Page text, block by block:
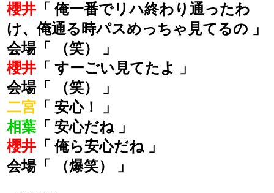
櫻井 「 俺一番でリハ終わり通ったわ
け、俺通る時パスめっちゃ見てるの 」
会場「 （笑） 」
櫻井 「 すーごい見てたよ 」
会場「 （笑） 」
二宮 「 安心！ 」
相葉 「 安心だね 」
櫻井 「 俺ら安心だね 」
会場「 （爆笑） 」